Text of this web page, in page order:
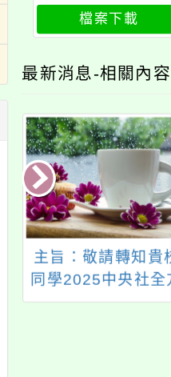
檔案下載
最新消息-相關內容
主旨：敬請轉知貴
同學2025中央社全
位主播營及新聞營